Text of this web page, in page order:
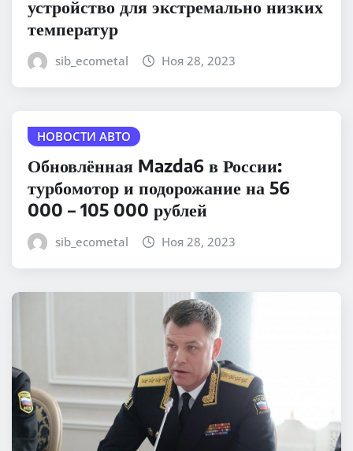
устройство для экстремально низких
температур
sib_ecometal Ноя 28, 2023
НОВОСТИ АВТО
Обновлённая Mazda6 в России:
турбомотор и подорожание на 56
000 – 105 000 рублей
sib_ecometal Ноя 28, 2023